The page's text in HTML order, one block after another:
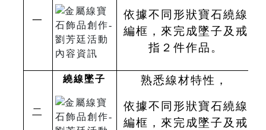
一
依據不同形狀寶石繞線
編框，來完成墜子及戒
指２件作品。
二
繞線墜子 熟悉線材特性，
依據不同形狀寶石繞線
編框，來完成墜子及戒